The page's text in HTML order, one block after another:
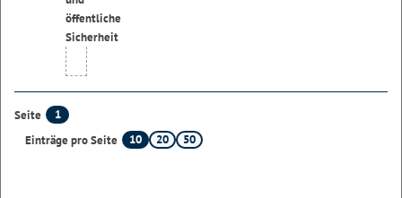
Seite
1
Einträge pro Seite
10 20 50